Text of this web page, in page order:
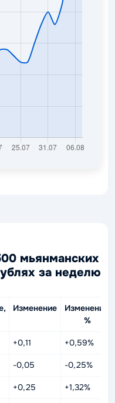
мьянманских
за неделю
Изменение
Изменение,
%
+0,11 +0,59%
-0,05 -0,25%
+0,25 +1,32%